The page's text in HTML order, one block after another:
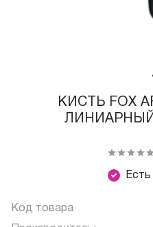
КИСТЬ FOX
Есть
Код товара